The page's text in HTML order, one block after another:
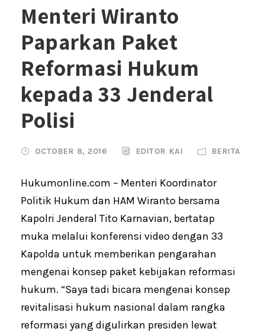
Menteri Wiranto
Paparkan Paket
Reformasi Hukum
kepada 33 Jenderal
Polisi
OCTOBER 8, 2016 EDITOR KAI BERITA
Hukumonline.com – Menteri Koordinator
Politik Hukum dan HAM Wiranto bersama
Kapolri Jenderal Tito Karnavian, bertatap
muka melalui konferensi video dengan 33
Kapolda untuk memberikan pengarahan
mengenai konsep paket kebijakan reformasi
hukum. “Saya tadi bicara mengenai konsep
revitalisasi hukum nasional dalam rangka
reformasi yang digulirkan presiden lewat